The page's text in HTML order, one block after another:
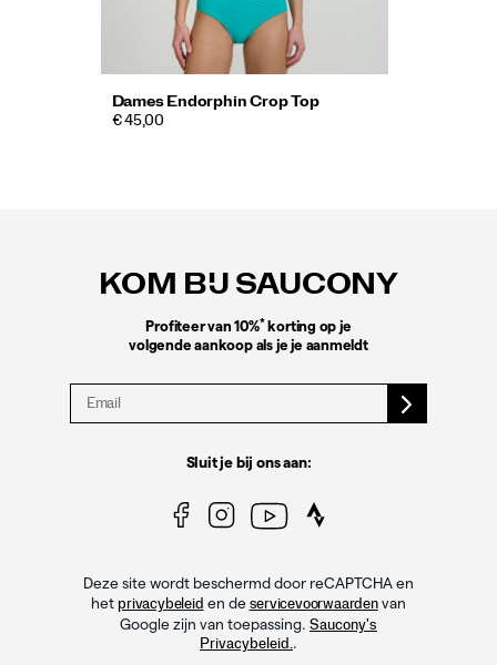
Dames Endorphin Crop Top
€ 45,00
KOM BIJ SAUCONY
Profiteer van 10%* korting op je
volgende aankoop als je je aanmeldt
Sluit je bij ons aan:
Deze site wordt beschermd door reCAPTCHA en
het privacybeleid en de servicevoorwaardenvan
Google zijn van toepassing. Saucony's
Privacybeleid. .